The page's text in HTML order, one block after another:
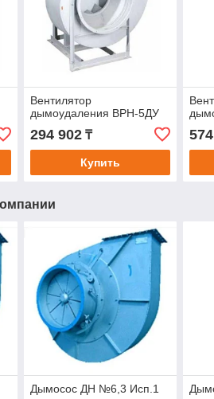
Вентилятор
дымоудаления ВРН-5ДУ
294 902₸
Купить
Дымосос ДН №6,3 Исп.1